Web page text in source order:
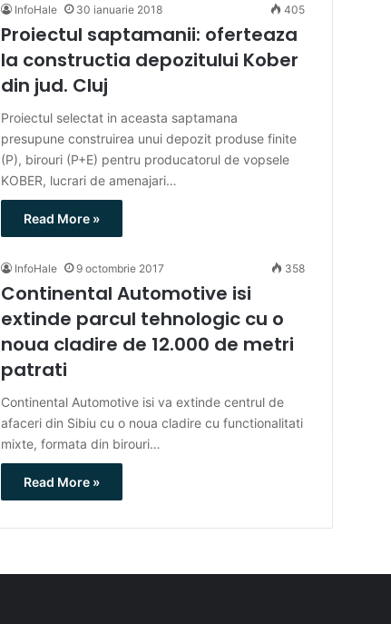
InfoHale 30 ianuarie 2018 405
Proiectul saptamanii: oferteaza
la constructia depozitului Kober
din jud. Cluj
Proiectul selectat in aceasta saptamana
presupune construirea unui depozit produse finite
(P), birouri (P+E) pentru producatorul de vopsele
KOBER, lucrari de amenajari…
Read More »
InfoHale 9 octombrie 2017 358
Continental Automotive isi
extinde parcul tehnologic cu o
noua cladire de 12.000 de metri
patrati
Continental Automotive isi va extinde centrul de
afaceri din Sibiu cu o noua cladire cu functionalitati
mixte, formata din birouri…
Read More »